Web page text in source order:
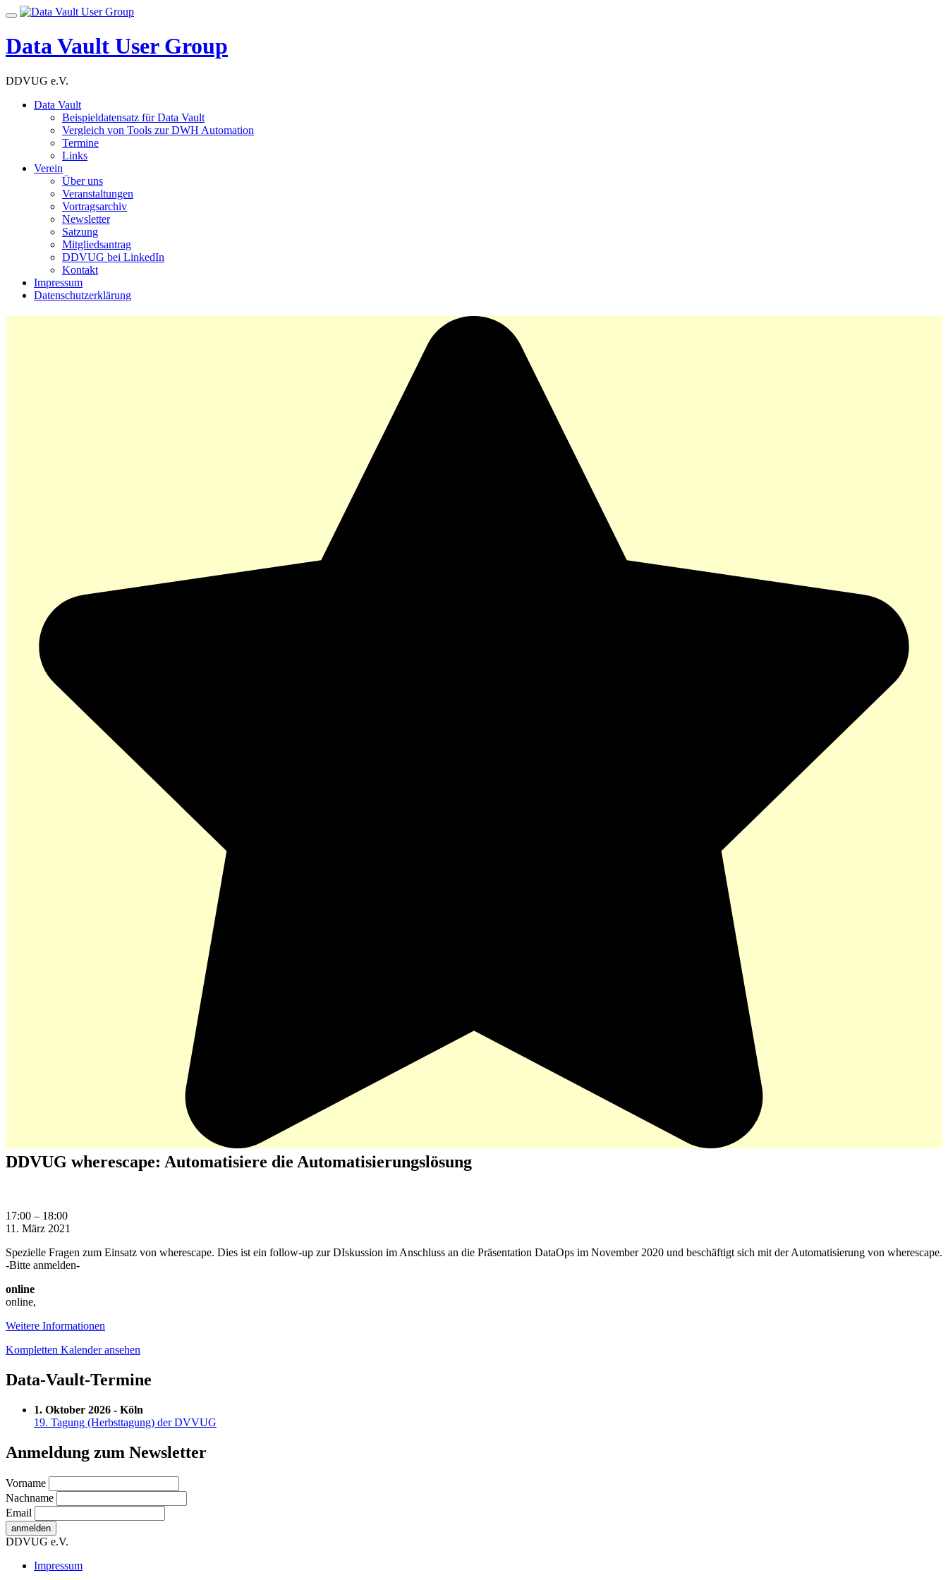
Skip
content
Toggle
Data Vault User Group
DDVUG e.V.
Data Vault
Beispieldatensatz für Data Vault
Vergleich von Tools zur DWH Automation
Termine
Links
Verein
Über uns
Veranstaltungen
Vortragsarchiv
Newsletter
Satzung
Mitgliedsantrag
DDVUG bei LinkedIn
Kontakt
Impressum
Datenschutzerklärung
DDVUG wherescape: Automatisiere die Automatisierungslösung
DDVUG
wherescape:
die
Automatisierungslösung
17:00 – 18:00
11. März 2021
Spezielle Fragen zum Einsatz von wherescape. Dies ist ein follow-up zur DIskussion im Anschluss an die Präsentation DataOps im November 2020 und beschäftigt sich mit der Automatisierung von wherescape.
-Bitte anmelden-
online
online,
Weitere Informationen
Kompletten Kalender ansehen
Data-Vault-Termine
1. Oktober 2026 - Köln
19. Tagung (Herbsttagung) der DVVUG
Anmeldung zum Newsletter
Vorname
Nachname
Email
DDVUG e.V.
Secondary
Impressum